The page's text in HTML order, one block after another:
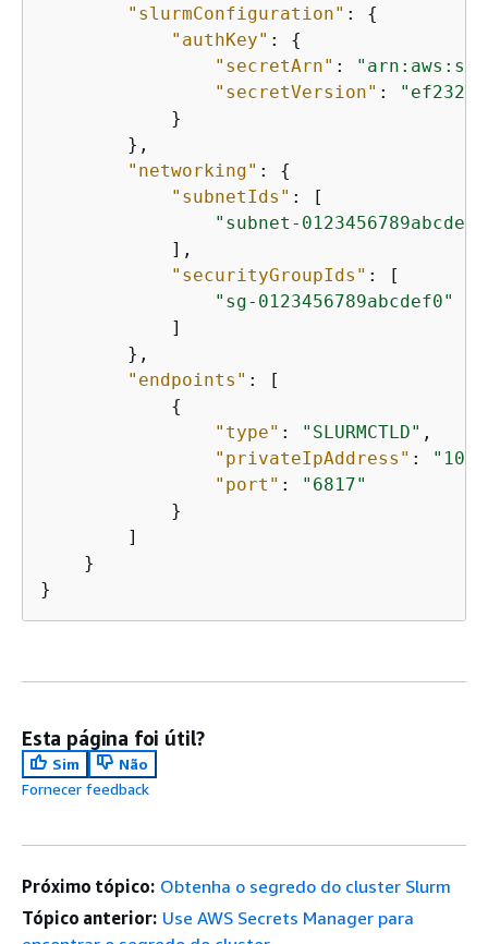
"slurmConfiguration" : {
"authKey" : {
"secretArn" :
"secretVersion" :
            }
        },
"networking" : {
"subnetIds" : [
"subnet-
            ],
"securityGroupIds" : [
"sg-0123456789abcdef0"
            ]
        },
"endpoints" : [
{
"type" : "SLURMCTLD" ,
"privateIpAddress" :
"port" :
"6817"
            }
        ]
    }
Esta página foi útil?
Sim
Não
Fornecer feedback
Próximo tópico: Obtenha o segredo do cluster Slurm
Tópico anterior: Use AWS Secrets Manager para